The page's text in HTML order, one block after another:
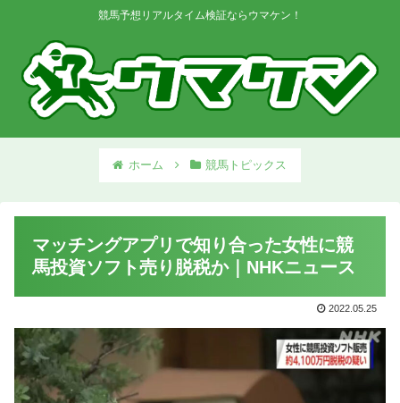
競馬予想リアルタイム検証ならウマケン！
ホーム 競馬トピックス
マッチングアプリで知り合った女性に競
馬投資ソフト売り脱税か｜NHKニュース
2022.05.25